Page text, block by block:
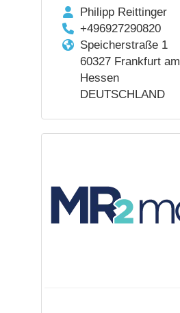
Philipp Reittinger
+496927290820
Speicherstraße 1
60327 Frankfurt
Hessen
DEUTSCHLAND